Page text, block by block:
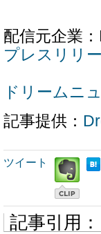
配信元企業
プレスリリ
ドリームニ
記事提供：
ツイート
記事引用：